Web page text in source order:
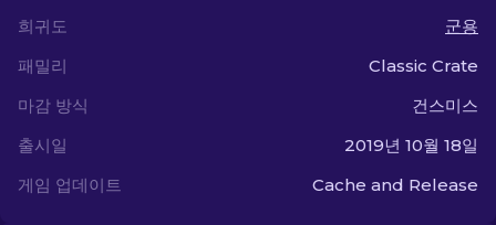
희귀도
군용
패밀리
Classic Crate
마감 방식
건스미스
출시일
2019년 10월 18일
게임 업데이트
Cache and Release